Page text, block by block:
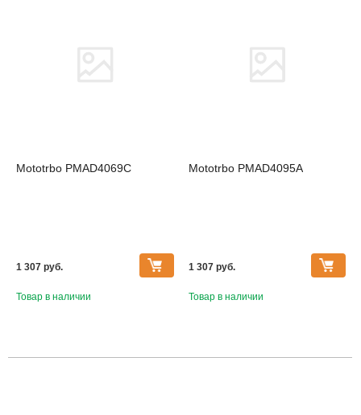
Mototrbo PMAD4069C
1 307 pуб.
Товар в наличии
Mototrbo PMAD4095A
1 307 pуб.
Товар в наличии